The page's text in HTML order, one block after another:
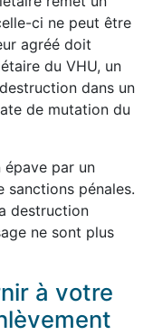
ci ne peut être
agréé doit
du VHU, un
dans un
de mutation du
par un
sanctions pénales.
destruction
ne sont plus
à votre